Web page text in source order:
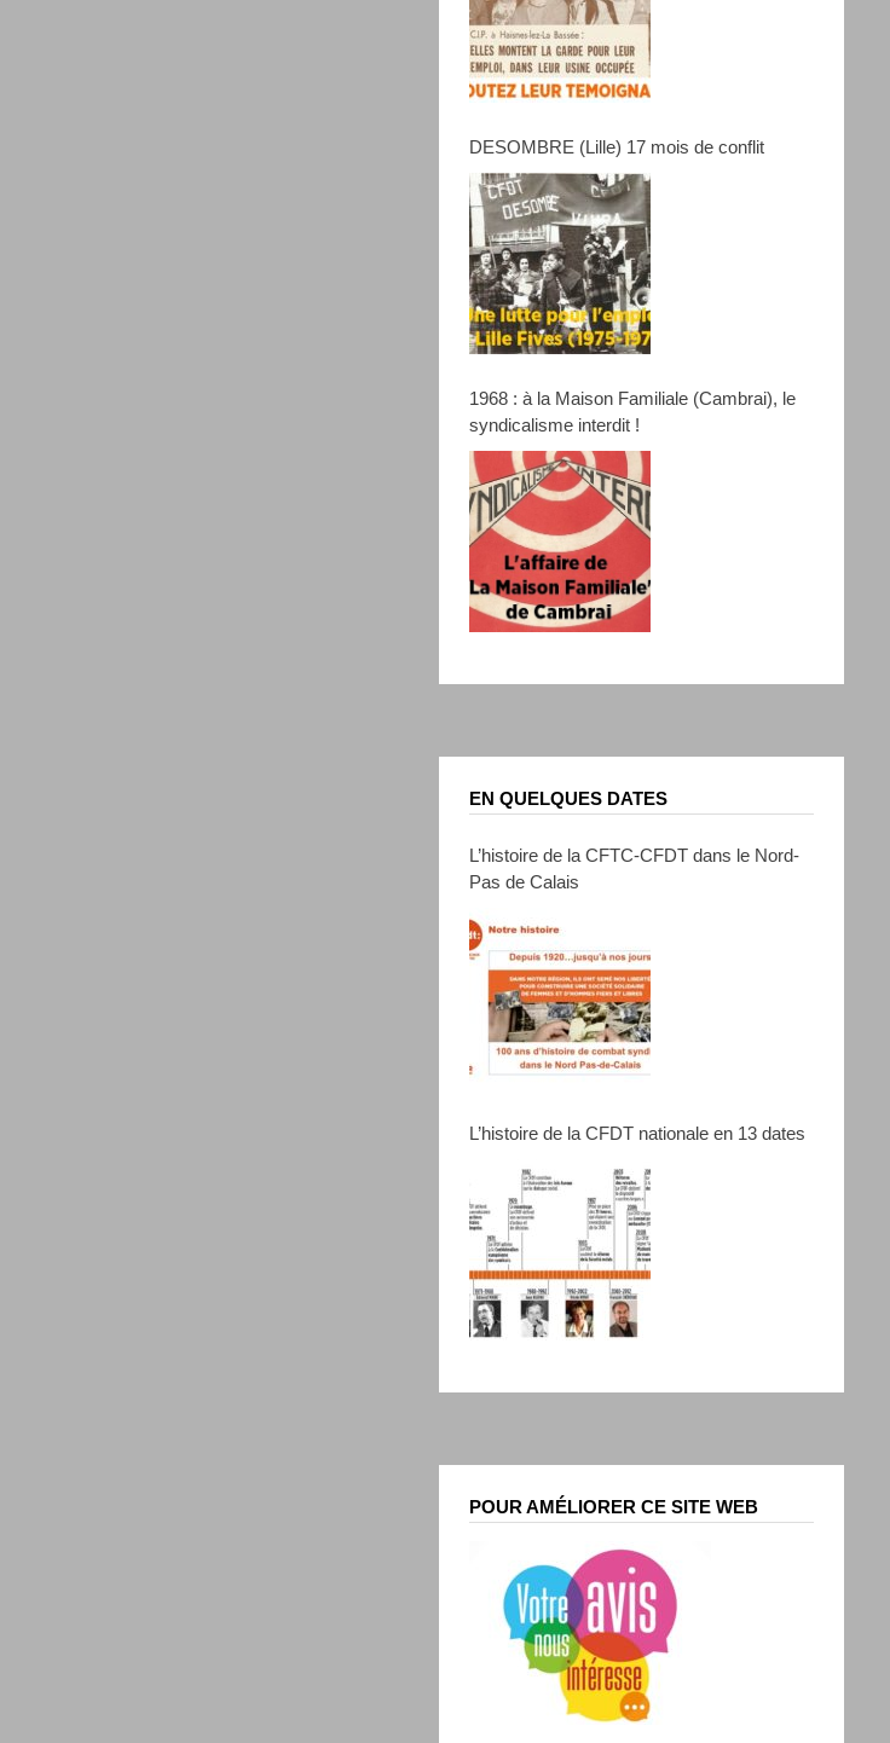
DESOMBRE (Lille) 17 mois de conflit
1968 : à la Maison Familiale (Cambrai), le
syndicalisme interdit !
EN QUELQUES DATES
L’histoire de la CFTC-CFDT dans le Nord-
Pas de Calais
L’histoire de la CFDT nationale en 13 dates
POUR AMÉLIORER CE SITE WEB